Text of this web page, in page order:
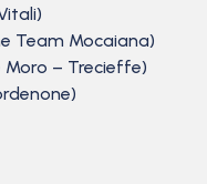
Team Mocaiana)
Moro – Trecieffe)